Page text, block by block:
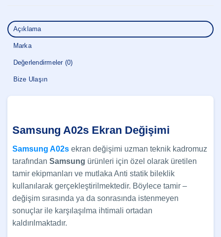
Açıklama
Marka
Değerlendirmeler (0)
Bize Ulaşın
Samsung A02s Ekran Değişimi
Samsung A02s ekran değişimi uzman teknik kadromuz
tarafından Samsung ürünleri için özel olarak üretilen
tamir ekipmanları ve mutlaka Anti statik bileklik
kullanılarak gerçekleştirilmektedir. Böylece tamir –
değişim sırasında ya da sonrasında istenmeyen
sonuçlar ile karşılaşılma ihtimali ortadan
kaldırılmaktadır.